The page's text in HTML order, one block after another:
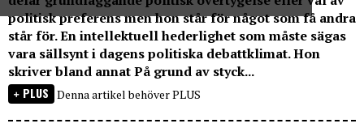
politisk preferens men hon står för något som få andra
står för. En intellektuell hederlighet som måste sägas
vara sällsynt i dagens politiska debattklimat. Hon
skriver bland annat På grund av styck...
PLUS Denna artikel behöver PLUS